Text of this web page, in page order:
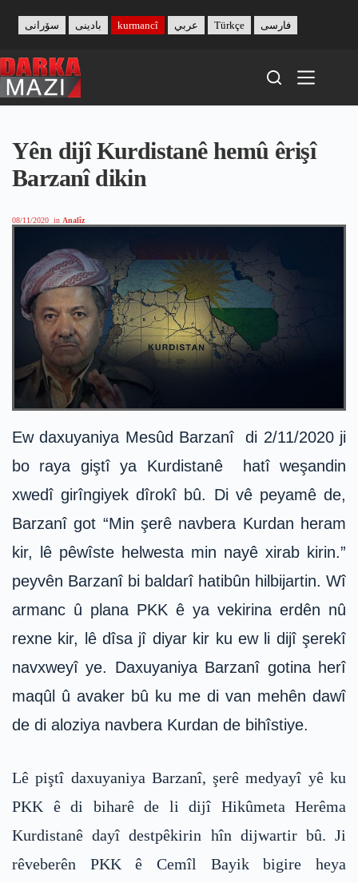
content
بادینی سۆرانی kurmancî عربي Türkçe فارسی
Yên dijî Kurdistanê hemû êrişî
Barzanî dikin
08/11/2020 in Analîz
Ew daxuyaniya Mesûd Barzanî di 2/11/2020 ji
bo raya giştî ya Kurdistanê hatî weşandin
xwedî girîngiyek dîrokî bû. Di vê peyamê de,
Barzanî got “Min şerê navbera Kurdan heram
kir, lê pêwîste helwesta min nayê xirab kirin.”
peyvên Barzanî bi baldarî hatibûn hilbijartin. Wî
armanc û plana PKK ê ya vekirina erdên nû
rexne kir, lê dîsa jî diyar kir ku ew li dijî şerekî
navxweyî ye. Daxuyaniya Barzanî gotina herî
maqûl û avaker bû ku me di van mehên dawî
de di aloziya navbera Kurdan de bihîstiye.
Lê piştî daxuyaniya Barzanî, şerê medyayî yê ku
PKK ê di biharê de li dijî Hikûmeta Herêma
Kurdistanê dayî destpêkirin hîn dijwartir bû. Ji
rêveberên PKK ê Cemîl Bayik bigire heya